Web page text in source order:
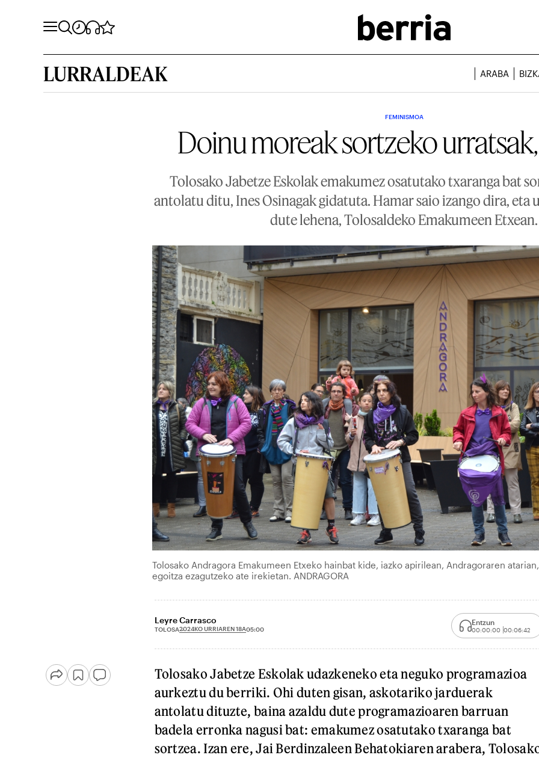
LURRALDEAK ARABA
FEMINISMOA
Doinu moreak sortzeko
Tolosako Jabetze Eskolak emakumez osatutako txaranga bat
antolatu ditu, Ines Osinagak gidatuta. Hamar saio izango dira, eta
dute lehena, Tolosaldeko Emakumeen Etxean.
Tolosako Andragora Emakumeen Etxeko hainbat kide, iazko apirilean, Andragoraren atarian,
egoitza ezagutzeko ate irekietan. ANDRAGORA
Leyre Carrasco
TOLOSA2024KO URRIAREN 18A05:00
Entzun
00:00:00 00:06:42
Tolosako Jabetze Eskolak udazkeneko eta neguko programazioa
aurkeztu du berriki. Ohi duten gisan, askotariko jarduerak
antolatu dituzte, baina azaldu dute programazioaren barruan
badela erronka nagusi bat: emakumez osatutako txaranga bat
sortzea. Izan ere, Jai Berdinzaleen Behatokiaren arabera,